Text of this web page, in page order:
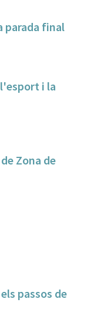
parada final
i la
Zona de
passos de